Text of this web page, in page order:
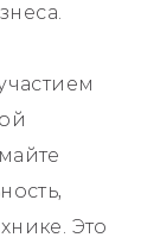
Это